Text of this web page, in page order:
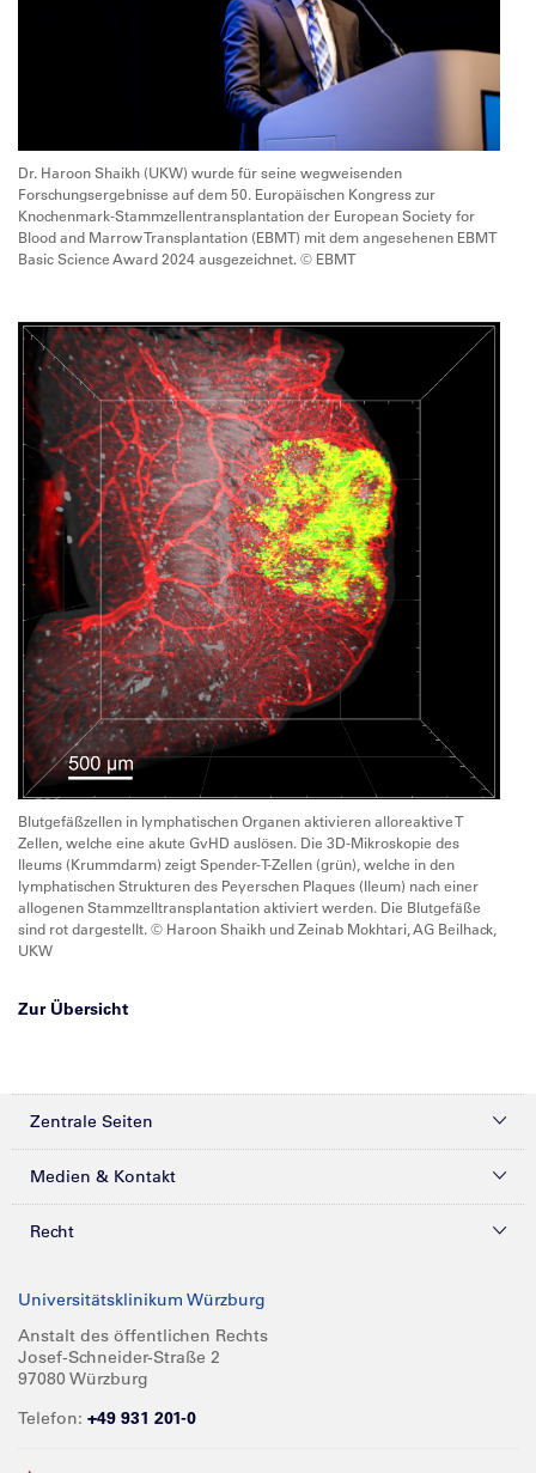
Dr. Haroon Shaikh (UKW) wurde für seine wegweisenden
Forschungsergebnisse auf dem 50. Europäischen Kongress zur
Knochenmark-Stammzellentransplantation der European Society for
Blood and Marrow Transplantation (EBMT) mit dem angesehenen EBMT
Basic Science Award 2024 ausgezeichnet. © EBMT
Blutgefäßzellen in lymphatischen Organen aktivieren alloreaktive T
Zellen, welche eine akute GvHD auslösen. Die 3D-Mikroskopie des
Ileums (Krummdarm) zeigt Spender-T-Zellen (grün), welche in den
lymphatischen Strukturen des Peyerschen Plaques (Ileum) nach einer
allogenen Stammzelltransplantation aktiviert werden. Die Blutgefäße
sind rot dargestellt. © Haroon Shaikh und Zeinab Mokhtari, AG Beilhack,
UKW
Zur Übersicht
Zentrale Seiten
Kliniken & Zentren
Forschung
Karriere
Medien & Kontakt
Presse
Glossar
Spenden
Recht
Compliance
Impressum
Barrierefreiheit
Universitätsklinikum Würzburg
Anstalt des öffentlichen Rechts
Josef-Schneider-Straße 2
97080 Würzburg
Telefon: +49 931 201-0